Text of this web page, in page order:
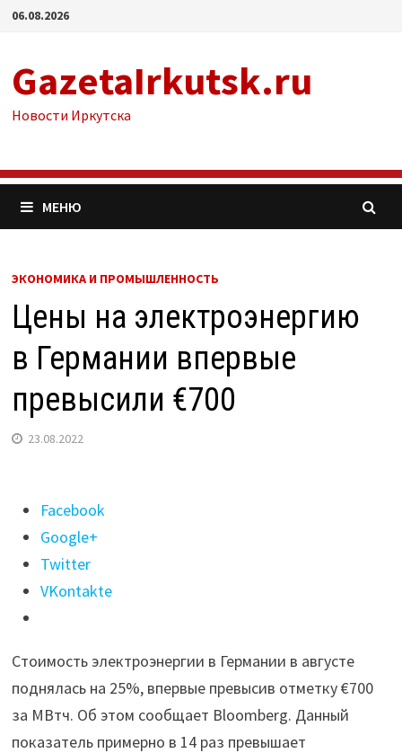
Перейти
06.08.2026
GazetaIrkutsk.ru
Новости Иркутска
МЕНЮ
ЭКОНОМИКА И ПРОМЫШЛЕННОСТЬ
Цены на электроэнергию
в Германии впервые
превысили €700
23.08.2022
Поделиться
"Цены
на электроэнергию
в Германии
впервые
€700"
Facebook
Google+
Twitter
VKontakte
Стоимость электроэнергии в Германии в августе
поднялась на 25%, впервые превысив отметку €700
за МВтч. Об этом сообщает Bloomberg. Данный
показатель примерно в 14 раз превышает